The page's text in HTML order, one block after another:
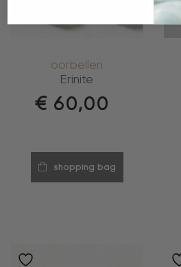
oorbellen
Erinite
€ 60,00
shopping bag